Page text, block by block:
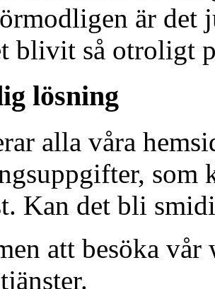
är det
blivit så otroligt
lösning
alla våra
som
Kan det bli
att besöka